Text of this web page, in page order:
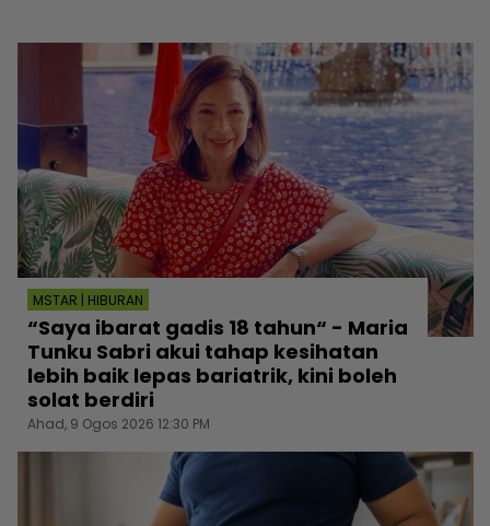
MSTAR | HIBURAN
“Saya ibarat gadis 18 tahun“ - Maria
Tunku Sabri akui tahap kesihatan
lebih baik lepas bariatrik, kini boleh
solat berdiri
Ahad, 9 Ogos 2026 12:30 PM